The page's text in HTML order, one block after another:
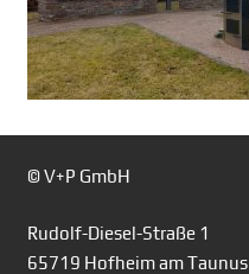
© V+P GmbH
Rudolf-Diesel-Straße 1
65719 Hofheim am Taunus